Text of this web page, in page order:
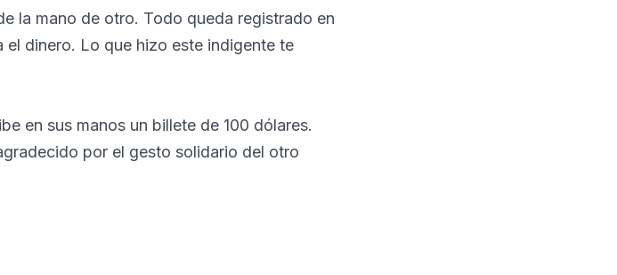
la mano de otro. Todo queda registrado en
dinero. Lo que hizo este indigente te
en sus manos un billete de 100 dólares.
por el gesto solidario del otro